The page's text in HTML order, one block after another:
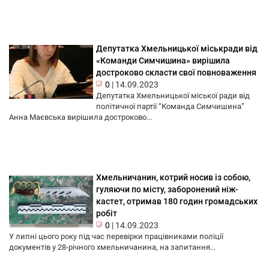
Депутатка Хмельницької міськради від
«Команди Симчишина» вирішила
достроково скласти свої повноваження
0 | 14.09.2023
Депутатка Хмельницької міської ради від
політичної партії “Команда Симчишина”
Анна Маєвська вирішила достроково...
Хмельничанин, котрий носив із собою,
гуляючи по місту, заборонений ніж-
кастет, отримав 180 годин громадських
робіт
0 | 14.09.2023
У липні цього року під час перевірки працівниками поліції
документів у 28-річного хмельничанина, на запитання...